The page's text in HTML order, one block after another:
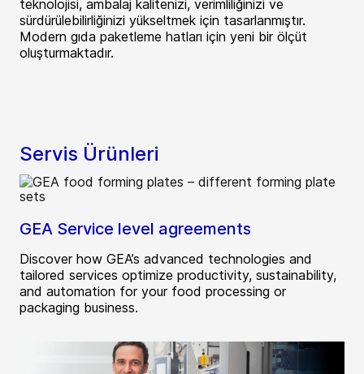
teknolojisi, ambalaj kalitenizi, verimliliğinizi ve
sürdürülebilirliğinizi yükseltmek için tasarlanmıştır.
Modern gıda paketleme hatları için yeni bir ölçüt
oluşturmaktadır.
Servis Ürünleri
GEA Service level agreements
Discover how GEA’s advanced technologies and
tailored services optimize productivity, sustainability,
and automation for your food processing or
packaging business.